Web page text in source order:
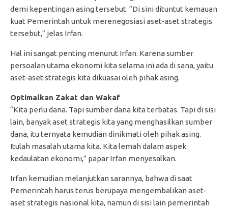
demi kepentingan asing tersebut. “Di sini dituntut kemauan
kuat Pemerintah untuk merenegosiasi aset-aset strategis
tersebut,” jelas Irfan.
Hal ini sangat penting menurut Irfan. Karena sumber
persoalan utama ekonomi kita selama ini ada di sana, yaitu
aset-aset strategis kita dikuasai oleh pihak asing.
Optimalkan Zakat dan Wakaf
“Kita perlu dana. Tapi sumber dana kita terbatas. Tapi di sisi
lain, banyak aset strategis kita yang menghasilkan sumber
dana, itu ternyata kemudian dinikmati oleh pihak asing.
Itulah masalah utama kita. Kita lemah dalam aspek
kedaulatan ekonomi,” papar Irfan menyesalkan.
Irfan kemudian melanjutkan sarannya, bahwa di saat
Pemerintah harus terus berupaya mengembalikan aset-
aset strategis nasional kita, namun di sisi lain pemerintah